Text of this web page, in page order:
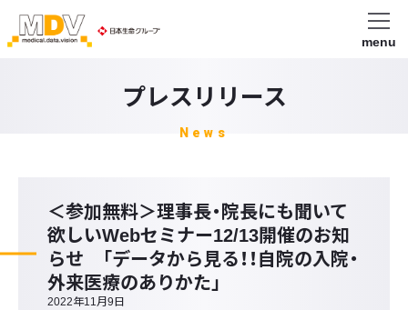
menu
プレスリリース
News
＜参加無料＞理事長・院長にも聞いて
欲しいWebセミナー12/13開催のお知
らせ 「データから見る！！自院の入院・
外来医療のありかた」
2022年11月9日